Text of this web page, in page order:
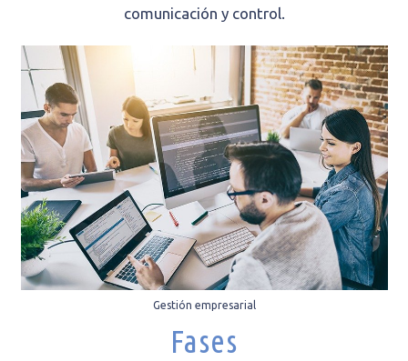
comunicación y control.
Gestión empresarial
Fases